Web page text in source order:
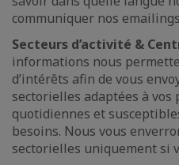
communiquer nos
Secteurs d’activité &
informations nous
d’intérêts afin de vous
sectorielles adaptées à
quotidiennes et
besoins. Nous vous
sectorielles uniquement si